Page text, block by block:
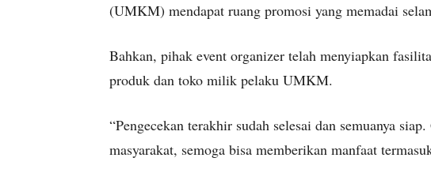
(UMKM) mendapat ruang promosi yang memadai
Bahkan, pihak event organizer telah menyiapkan
produk dan toko milik pelaku UMKM.
“Pengecekan terakhir sudah selesai dan semuanya
masyarakat, semoga bisa memberikan manfaat